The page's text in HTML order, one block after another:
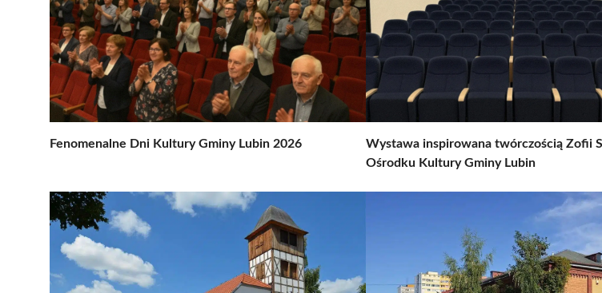
Fenomenalne Dni Kultury Gminy Lubin 2026
Wystawa inspirowana twórczością Zofii
Ośrodku Kultury Gminy Lubin